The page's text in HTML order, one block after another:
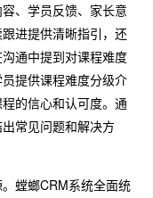
、学员反馈、家长意
进提供清晰指引，还
通中提到对课程难度
提供课程难度分级介
的信心和认可度。通
常见问题和解决方
螳螂CRM系统全面统